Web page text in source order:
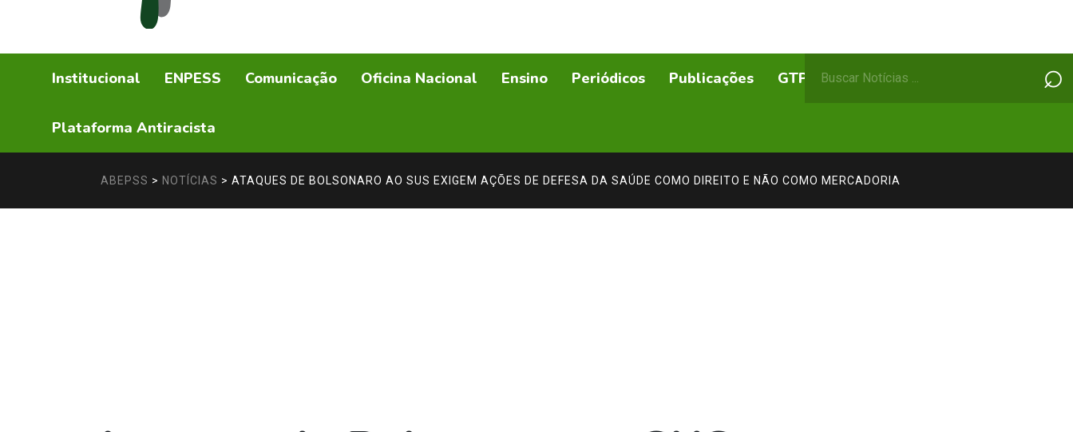
Institucional ENPESS Comunicação Oficina Nacional Ensino Periódicos Publicações GTPs ABEPSS Itinerante
Plataforma Antiracista
por:
⌕
ABEPSS > NOTÍCIAS > ATAQUES DE BOLSONARO AO SUS EXIGEM AÇÕES DE DEFESA DA SAÚDE COMO DIREITO E NÃO COMO MERCADORIA